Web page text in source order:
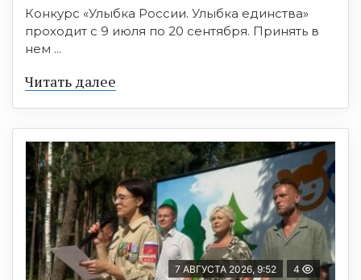
Конкурс «Улыбка России. Улыбка единства»
проходит с 9 июля по 20 сентября. Принять в
нем ...
Читать далее
7 АВГУСТА 2026, 9:52 4